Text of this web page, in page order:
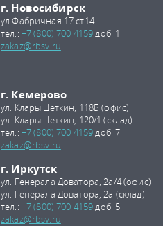
г. Новосибирск
ул.Фабричная 17 ст14
тел.: +7 (800) 700 4159доб. 1
zakaz@rbsv.ru
г. Кемерово
ул. Клары Цеткин, 118Б (офис)
ул. Клары Цеткин, 120/1 (склад)
тел.: +7 (800) 700 4159доб. 7
zakaz@rbsv.ru
г. Иркутск
ул. Генерала Доватора, 2а/4 (офис)
ул. Генерала Доватора, 2а (склад)
тел.: +7 (800) 700 4159доб. 5
zakaz@rbsv.ru